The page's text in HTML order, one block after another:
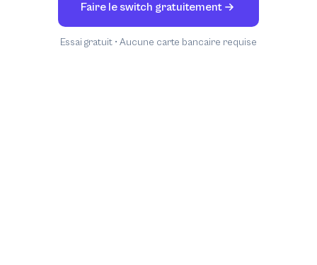
Faire le switch gratuitement
Essai gratuit • Aucune carte bancaire requise